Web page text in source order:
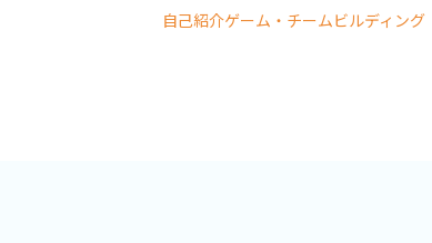
自己紹介ゲーム・チームビルディング